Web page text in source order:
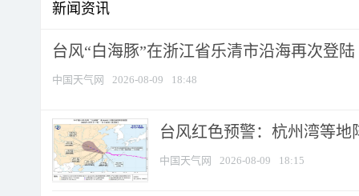
新闻资讯
台风“白海豚”在浙江省乐清市沿海再次登陆
中国天气网 2026-08-09 18:48
台风红色预警：杭州湾等地
中国天气网 2026-08-09 18:15